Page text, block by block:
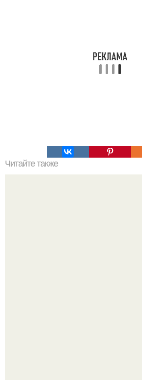
Читайте также